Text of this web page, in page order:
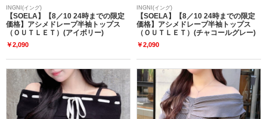
INGNI(イング)
【SOELA】【8／10 24時までの限定
価格】アシメドレープ半袖トップス
（ＯＵＴＬＥＴ）(アイボリー)
￥2,090
INGNI(イング)
【SOELA】【8／10 24時までの限定
価格】アシメドレープ半袖トップス
（ＯＵＴＬＥＴ）(チャコールグレー)
￥2,090